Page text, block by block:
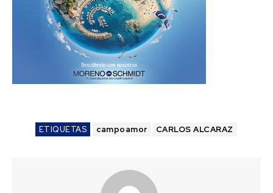
ETIQUETAS campoamor CARLOS ALCARAZ